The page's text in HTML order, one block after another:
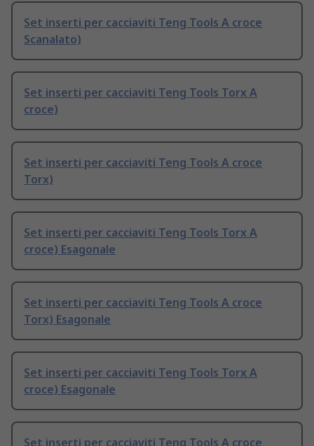
Set inserti per cacciaviti Teng Tools A croce
Scanalato)
Set inserti per cacciaviti Teng Tools Torx A
croce)
Set inserti per cacciaviti Teng Tools A croce
Torx)
Set inserti per cacciaviti Teng Tools Torx A
croce) Esagonale
Set inserti per cacciaviti Teng Tools A croce
Torx) Esagonale
Set inserti per cacciaviti Teng Tools Torx A
croce) Esagonale
Set inserti per cacciaviti Teng Tools A croce